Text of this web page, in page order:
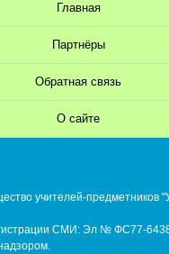
Главная
Партнёры
Обратная связь
О сайте
учителей-предметников
СМИ: Эл № ФС77-